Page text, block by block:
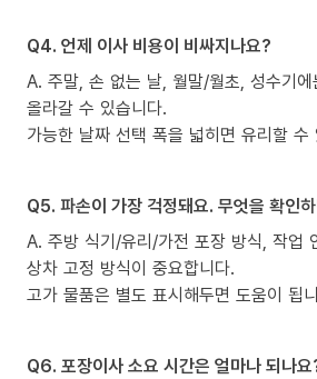
Q4. 언제 이사 비용이 비싸지나요?
A. 주말, 손 없는 날, 월말/월초, 성수기
올라갈 수 있습니다.
가능한 날짜 선택 폭을 넓히면 유리할 수
Q5. 파손이 가장 걱정돼요. 무엇을 확인
A. 주방 식기/유리/가전 포장 방식, 작업
상차 고정 방식이 중요합니다.
고가 물품은 별도 표시해두면 도움이 됩
Q6. 포장이사 소요 시간은 얼마나 되나요